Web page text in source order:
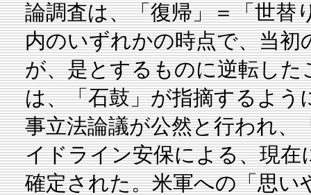
論調査は、「復帰」＝「世替
内のいずれかの時点で、当初
が、是とするものに逆転し
は、「石鼓」が指摘するよう
事立法論議が公然と行われ、
イドライン安保による、現在
確定された。米軍への「思